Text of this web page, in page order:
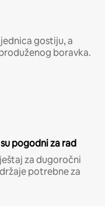
gostiju, a
boravka.
pogodni za rad
za dugoročni
potrebne za